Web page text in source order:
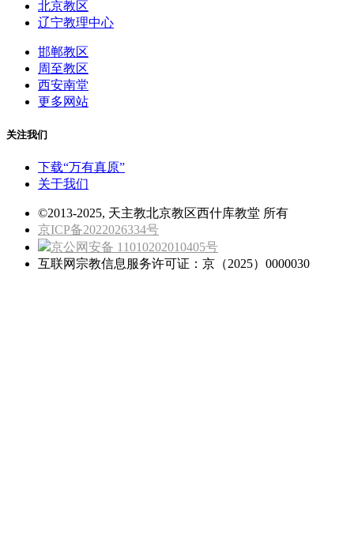
北京教区
辽宁教理中心
邯郸教区
周至教区
西安南堂
更多网站
关注我们
下载“万有真原”
关于我们
©2013-2025, 天主教北京教区西什库教堂 所有
京ICP备2022026334号
京公网安备 11010202010405号
互联网宗教信息服务许可证：京（2025）0000030